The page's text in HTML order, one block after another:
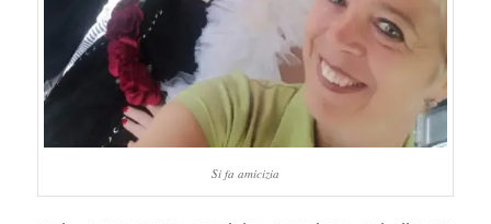
Si fa amicizia